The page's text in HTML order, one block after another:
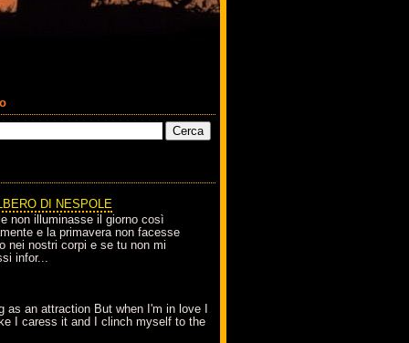
DI NESPOLE
non illuminasse il giorno così
e la primavera non facesse
nei nostri corpi e se tu non mi
infor...
as an attraction But when I'm in love I
I caress it and I clinch myself to the